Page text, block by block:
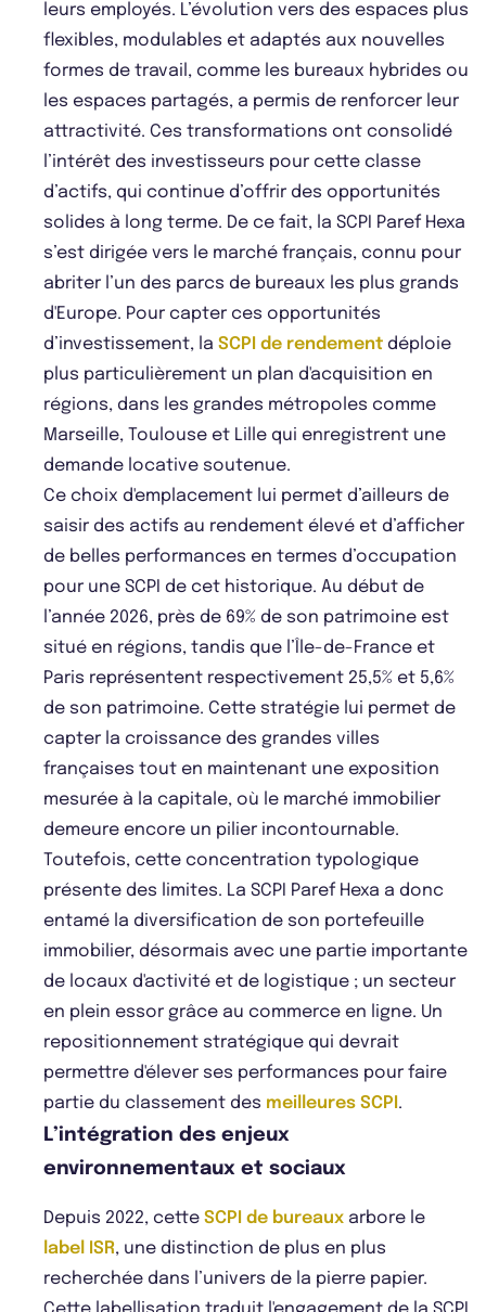
leurs employés. L’évolution vers des espaces plus
flexibles, modulables et adaptés aux nouvelles
formes de travail, comme les bureaux hybrides ou
les espaces partagés, a permis de renforcer leur
attractivité. Ces transformations ont consolidé
l’intérêt des investisseurs pour cette classe
d’actifs, qui continue d’offrir des opportunités
solides à long terme. De ce fait, la SCPI Paref Hexa
s’est dirigée vers le marché français, connu pour
abriter l’un des parcs de bureaux les plus grands
d'Europe. Pour capter ces opportunités
d’investissement, la SCPI de rendement déploie
plus particulièrement un plan d'acquisition en
régions, dans les grandes métropoles comme
Marseille, Toulouse et Lille qui enregistrent une
demande locative soutenue.
Ce choix d'emplacement lui permet d’ailleurs de
saisir des actifs au rendement élevé et d’afficher
de belles performances en termes d’occupation
pour une SCPI de cet historique. Au début de
l’année 2026, près de 69% de son patrimoine est
situé en régions, tandis que l’Île-de-France et
Paris représentent respectivement 25,5% et 5,6%
de son patrimoine. Cette stratégie lui permet de
capter la croissance des grandes villes
françaises tout en maintenant une exposition
mesurée à la capitale, où le marché immobilier
demeure encore un pilier incontournable.
Toutefois, cette concentration typologique
présente des limites. La SCPI Paref Hexa a donc
entamé la diversification de son portefeuille
immobilier, désormais avec une partie importante
de locaux d'activité et de logistique ; un secteur
en plein essor grâce au commerce en ligne. Un
repositionnement stratégique qui devrait
permettre d'élever ses performances pour faire
partie du classement des meilleures SCPI.
L’intégration des enjeux
environnementaux et sociaux
Depuis 2022, cette SCPI de bureaux arbore le
label ISR, une distinction de plus en plus
recherchée dans l’univers de la pierre papier.